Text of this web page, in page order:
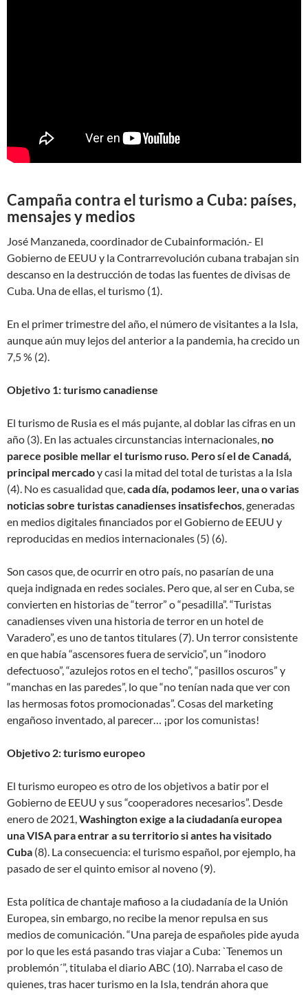
Campaña contra el turismo a Cuba: países,
mensajes y medios
José Manzaneda, coordinador de Cubainformación.- El
Gobierno de EEUU y la Contrarrevolución cubana trabajan sin
descanso en la destrucción de todas las fuentes de divisas de
Cuba. Una de ellas, el turismo (1).
En el primer trimestre del año, el número de visitantes a la Isla,
aunque aún muy lejos del anterior a la pandemia, ha crecido un
7,5 % (2).
Objetivo 1: turismo canadiense
El turismo de Rusia es el más pujante, al doblar las cifras en un
año (3). En las actuales circunstancias internacionales, no
parece posible mellar el turismo ruso. Pero sí el de Canadá,
principal mercadoy casi la mitad del total de turistas a la Isla
(4). No es casualidad que,cada día, podamos leer, una o varias
noticias sobre turistas canadienses insatisfechos, generadas
en medios digitales financiados por el Gobierno de EEUU y
reproducidas en medios internacionales (5) (6).
Son casos que, de ocurrir en otro país, no pasarían de una
queja indignada en redes sociales. Pero que, al ser en Cuba, se
convierten en historias de “terror” o “pesadilla”. “Turistas
canadienses viven una historia de terror en un hotel de
Varadero”, es uno de tantos titulares (7). Un terror consistente
en que había “ascensores fuera de servicio”, un “inodoro
defectuoso”, “azulejos rotos en el techo”, “pasillos oscuros” y
“manchas en las paredes”, lo que “no tenían nada que ver con
las hermosas fotos promocionadas”. Cosas del marketing
engañoso inventado, al parecer… ¡por los comunistas!
Objetivo 2: turismo europeo
El turismo europeo es otro de los objetivos a batir por el
Gobierno de EEUU y sus “cooperadores necesarios”. Desde
enero de 2021,Washington exige a la ciudadanía europea
una VISA para entrar a su territorio si antes ha visitado
Cuba (8). La consecuencia: el turismo español, por ejemplo, ha
pasado de ser el quinto emisor al noveno (9).
Esta política de chantaje mafioso a la ciudadanía de la Unión
Europea, sin embargo, no recibe la menor repulsa en sus
medios de comunicación. “Una pareja de españoles pide ayuda
por lo que les está pasando tras viajar a Cuba: `Tenemos un
problemón´”, titulaba el diario ABC (10). Narraba el caso de
quienes, tras hacer turismo en la Isla, tendrán ahora que